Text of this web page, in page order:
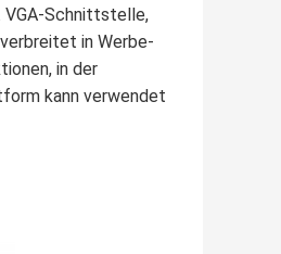
VGA-Schnittstelle,
in Werbe-
in der
kann verwendet